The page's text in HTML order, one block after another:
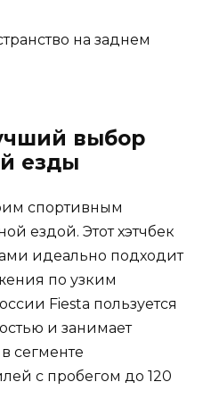
на заднем
выбор
езды
спортивным
ездой. Этот хэтчбек
идеально подходит
по узким
Fiesta пользуется
и занимает
сегменте
с пробегом до 120